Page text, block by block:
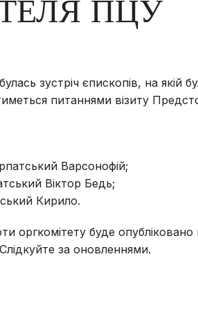
ПЦУ
зустріч єпископів, на якій
питаннями візиту
Варсонофій;
Віктор Бедь;
Кирило.
оргкомітету буде опубліковано
за оновленнями.